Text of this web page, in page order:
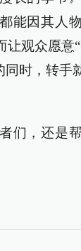
能因其人
让观众愿意
同时，转手
们，还是